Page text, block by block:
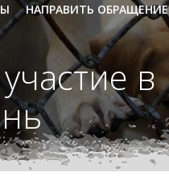
НАПРАВИТЬ ОБРАЩЕНИЕ
в